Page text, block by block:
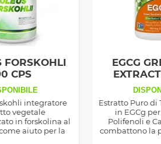
FORSKOHLI
CPS
integratore
vegetale
in forskolina al
aiuto per la
EGCG
Estratto Puro di
in EGCg
Polifenoli e
combattono la